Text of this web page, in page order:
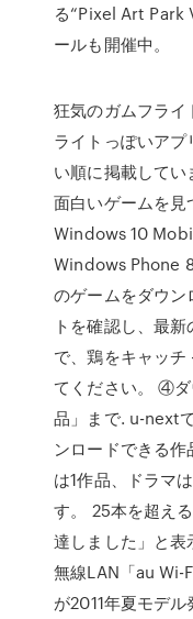
る“Pixel Art Park
ールも開催中。
狂気のガムフライ
ライトっぽいア
い順に掲載してい
面白いゲームを見
Windows 10
Windows Phone
のゲームをダウン
トを確認し、最
で、鶏をキャッ
てください。 ④
品」まで. u-next
ンロードできる
は1作品、ドラマ
す。 25本を超え
達しました」と
無線LAN「au Wi-
が2011年夏モデ